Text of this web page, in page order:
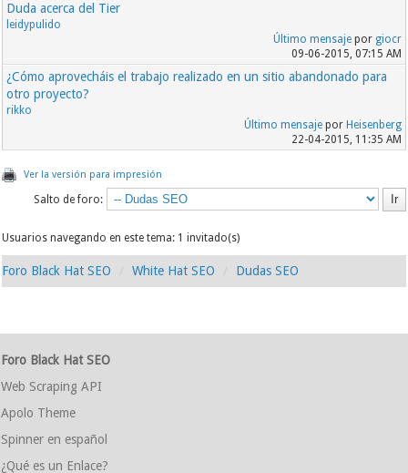
Duda acerca del Tier
leidypulido
Último mensajepor giocr
09-06-2015, 07:15 AM
¿Cómo aprovecháis el trabajo realizado en un sitio abandonado para
otro proyecto?
rikko
Último mensajepor Heisenberg
22-04-2015, 11:35 AM
Ver la versión para impresión
Salto de foro:
Usuarios navegando en este tema: 1 invitado(s)
Foro Black Hat SEO White Hat SEO Dudas SEO
Foro Black Hat SEO
Web Scraping API
Apolo Theme
Spinner en español
¿Qué es un Enlace?